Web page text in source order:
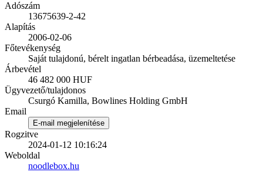
Adószám
13675639-2-42
Alapítás
2006-02-06
Főtevékenység
Saját tulajdonú, bérelt ingatlan bérbeadása, üzemeltetése
Árbevétel
46 482 000 HUF
Ügyvezető/tulajdonos
Csurgó Kamilla, Bowlines Holding GmbH
Email
E-mail megjelenítése
Rogzitve
2024-01-12 10:16:24
Weboldal
noodlebox.hu